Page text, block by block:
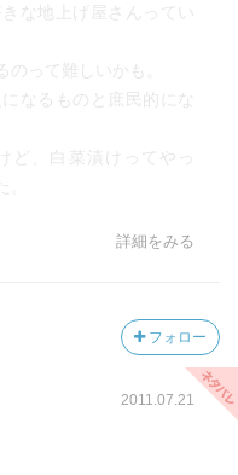
な地上げ屋さんってい
って難しいかも。
なるものと庶民的にな
ど、白菜漬けってやっ
詳細をみる
フォロー
2011.07.21